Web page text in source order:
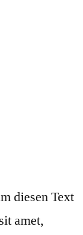
diesen Text
amet,